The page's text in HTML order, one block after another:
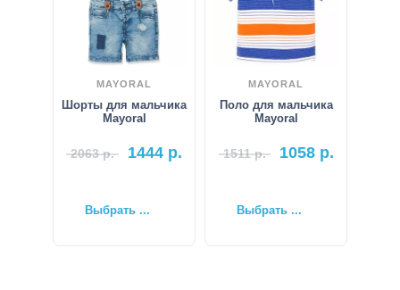
MAYORAL
Шорты для мальчика
Mayoral
2063р. 1444 р.
Выбрать ...
MAYORAL
Поло для мальчика
Mayoral
1511р. 1058р.
Выбрать ...